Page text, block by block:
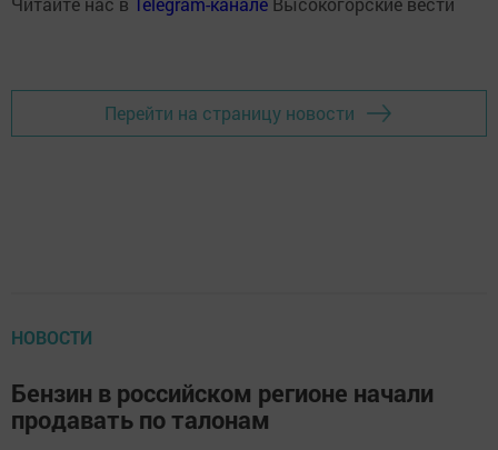
Перейти на страницу новости
НОВОСТИ
Бензин в российском регионе начали
продавать по талонам